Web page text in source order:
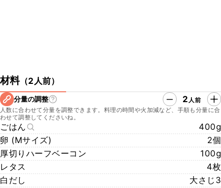
https://www.tiktok.com/@kurashiru.com
・クラシルInstagram
https://www.instagram.com/kurashiru/
・クラシルX
https://twitter.com/kurashiru0119
材料（2人前）
分量の調整 2 人前
人数に合わせて分量を調整できます。料理の時間や火加減など、手順も分量に合
わせて調整してくださいね。
ごはん
400g
卵 (Mサイズ)
2個
厚切りハーフベーコン
100g
レタス
4枚
白だし
大さじ3